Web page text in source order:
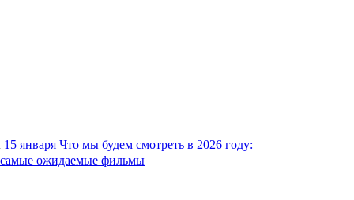
15 января Что мы будем смотреть в 2026 году:
самые ожидаемые фильмы